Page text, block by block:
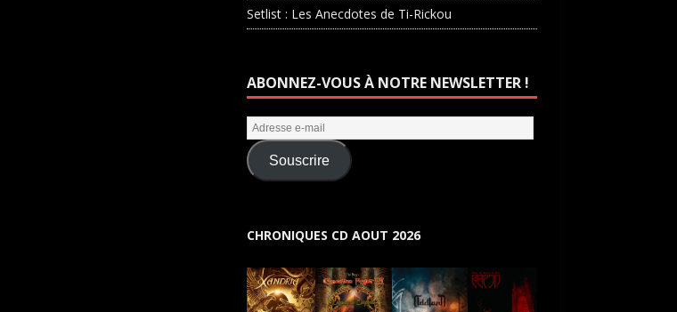
Setlist : Les Anecdotes de Ti-Rickou
ABONNEZ-VOUS À NOTRE NEWSLETTER !
Souscrire
CHRONIQUES CD AOUT 2026